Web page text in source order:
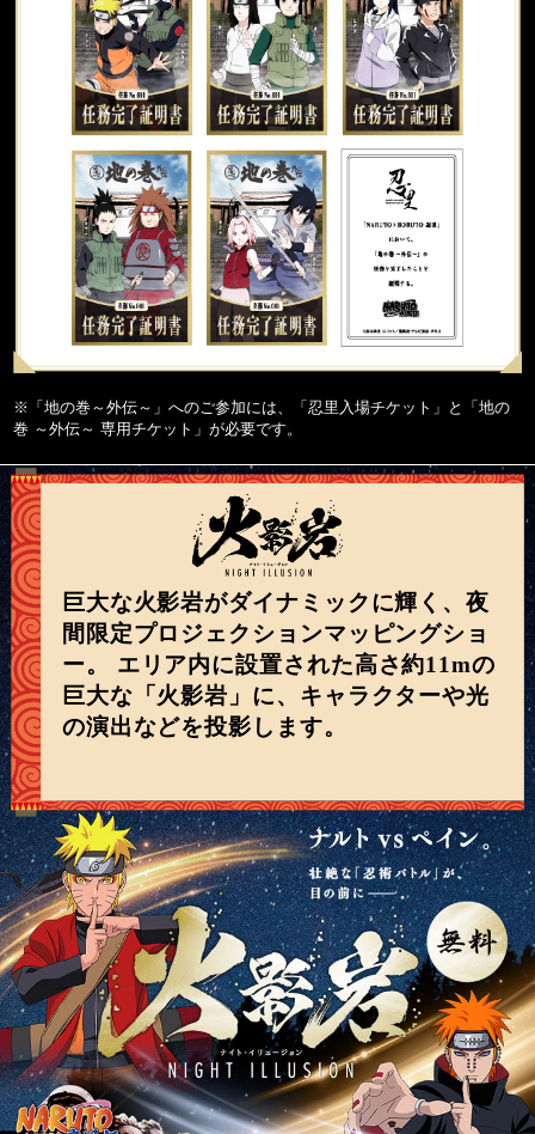
※「地の巻～外伝～」へのご参加には、「忍里入場チケット」と「地の
巻 ～外伝～ 専用チケット」が必要です。
巨大な火影岩がダイナミックに輝く、夜
間限定プロジェクションマッピングショ
ー。
エリア内に設置された高さ約11mの
巨大な「火影岩」に、キャラクターや光
の演出などを投影します。